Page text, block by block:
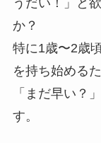
か？
特に1歳〜2歳
を持ち始める
「まだ早い？
す。